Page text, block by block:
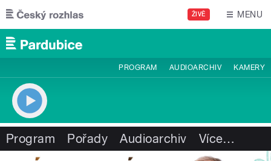
Přejít k hlavnímu obsahu
ŽIVĚ MENU
PROGRAM AUDIOARCHIV KAMERY
Program Pořady Audioarchiv Více…